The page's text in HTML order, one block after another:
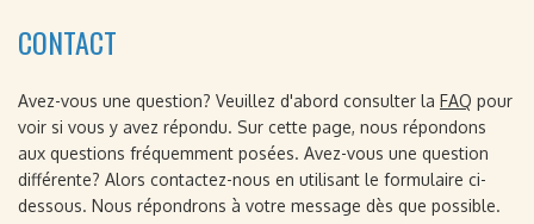
CONTACT
Avez-vous une question? Veuillez d'abord consulter la FAQ pour
voir si vous y avez répondu. Sur cette page, nous répondons
aux questions fréquemment posées. Avez-vous une question
différente? Alors contactez-nous en utilisant le formulaire ci-
dessous. Nous répondrons à votre message dès que possible.